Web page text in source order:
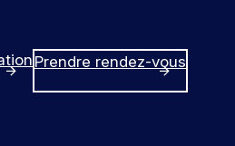
Prendre rendez-vous